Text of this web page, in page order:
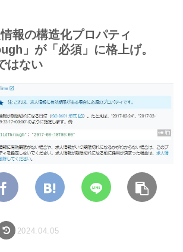
報の構造化プロパティ
」が「必須」に格上げ。
はない
2024.04.05